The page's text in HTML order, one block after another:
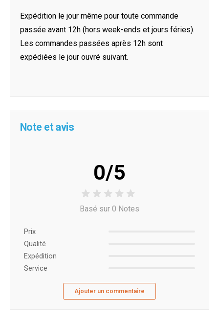
Expédition le jour même pour toute commande
passée avant 12h (hors week-ends et jours féries).
Les commandes passées après 12h sont
expédiées le jour ouvré suivant.
Note et avis
0/5
Basé sur 0 Notes
Prix ​​
Qualité
Expédition
Service
Ajouter un commentaire